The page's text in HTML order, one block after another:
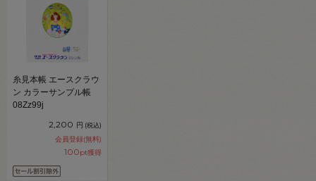
糸見本帳 エースクラウ
ン カラーサンプル帳
08Zz99j
2,200 円 (税込)
会員登録(無料)
100pt獲得